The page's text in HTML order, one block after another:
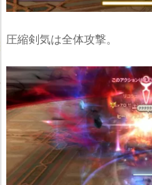
圧縮剣気は全体攻撃。